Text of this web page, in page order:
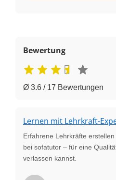
Bewertung
Ø 3.6 / 17 Bewertungen
Lernen mit Lehrkraft-
Erfahrene Lehrkräfte
bei sofatutor – für eine
verlassen kannst.